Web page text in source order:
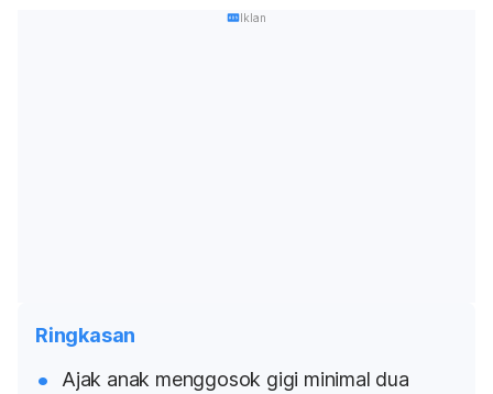
Iklan
Ringkasan
Ajak anak menggosok gigi minimal dua